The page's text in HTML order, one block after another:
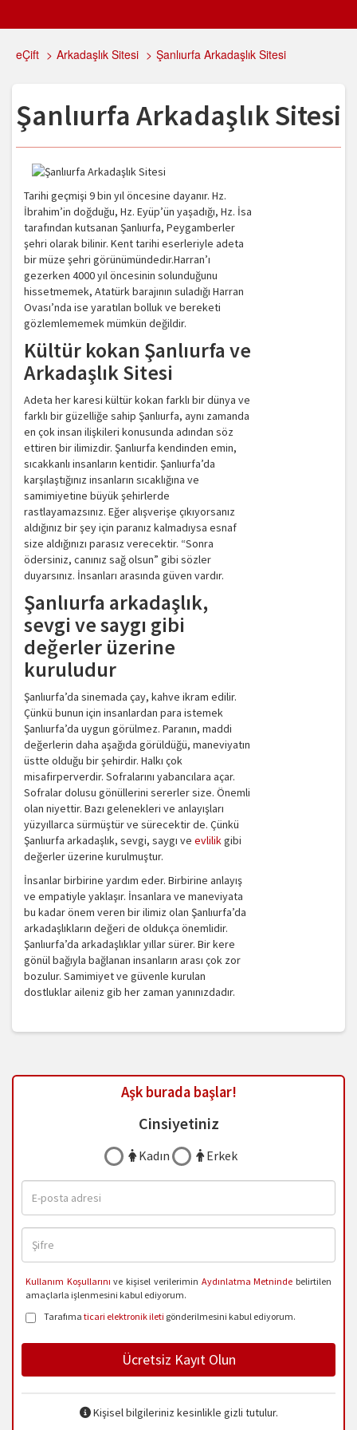
eÇift > Arkadaşlık Sitesi > Şanlıurfa Arkadaşlık Sitesi
Şanlıurfa Arkadaşlık Sitesi
Tarihi geçmişi 9 bin yıl öncesine dayanır. Hz.
İbrahim’in doğduğu, Hz. Eyüp’ün yaşadığı, Hz. İsa
tarafından kutsanan Şanlıurfa, Peygamberler
şehri olarak bilinir. Kent tarihi eserleriyle adeta
bir müze şehri görünümündedir.Harran’ı
gezerken 4000 yıl öncesinin solunduğunu
hissetmemek, Atatürk barajının suladığı Harran
Ovası’nda ise yaratılan bolluk ve bereketi
gözlemlememek mümkün değildir.
Kültür kokan Şanlıurfa ve
Arkadaşlık Sitesi
Adeta her karesi kültür kokan farklı bir dünya ve
farklı bir güzelliğe sahip Şanlıurfa, aynı zamanda
en çok insan ilişkileri konusunda adından söz
ettiren bir ilimizdir. Şanlıurfa kendinden emin,
sıcakkanlı insanların kentidir. Şanlıurfa’da
karşılaştığınız insanların sıcaklığına ve
samimiyetine büyük şehirlerde
rastlayamazsınız. Eğer alışverişe çıkıyorsanız
aldığınız bir şey için paranız kalmadıysa esnaf
size aldığınızı parasız verecektir. “Sonra
ödersiniz, canınız sağ olsun” gibi sözler
duyarsınız. İnsanları arasında güven vardır.
Şanlıurfa arkadaşlık,
sevgi ve saygı gibi
değerler üzerine
kuruludur
Şanlıurfa’da sinemada çay, kahve ikram edilir.
Çünkü bunun için insanlardan para istemek
Şanlıurfa’da uygun görülmez. Paranın, maddi
değerlerin daha aşağıda görüldüğü, maneviyatın
üstte olduğu bir şehirdir. Halkı çok
misafirperverdir. Sofralarını yabancılara açar.
Sofralar dolusu gönüllerini sererler size. Önemli
olan niyettir. Bazı gelenekleri ve anlayışları
yüzyıllarca sürmüştür ve sürecektir de. Çünkü
Şanlıurfa arkadaşlık, sevgi, saygı ve evlilikgibi
değerler üzerine kurulmuştur.
İnsanlar birbirine yardım eder. Birbirine anlayış
ve empatiyle yaklaşır. İnsanlara ve maneviyata
bu kadar önem veren bir ilimiz olan Şanlıurfa’da
arkadaşlıkların değeri de oldukça önemlidir.
Şanlıurfa’da arkadaşlıklar yıllar sürer. Bir kere
gönül bağıyla bağlanan insanların arası çok zor
bozulur. Samimiyet ve güvenle kurulan
dostluklar aileniz gib her zaman yanınızdadır.
Aşk burada başlar!
Cinsiyetiniz
Kadın Erkek
Kullanım Koşullarını ve kişisel verilerimin Aydınlatma Metninde belirtilen
amaçlarla işlenmesini kabul ediyorum.
Tarafıma ticari elektronik ileti gönderilmesini kabul ediyorum.
Ücretsiz Kayıt Olun
Kişisel bilgileriniz kesinlikle gizli tutulur.